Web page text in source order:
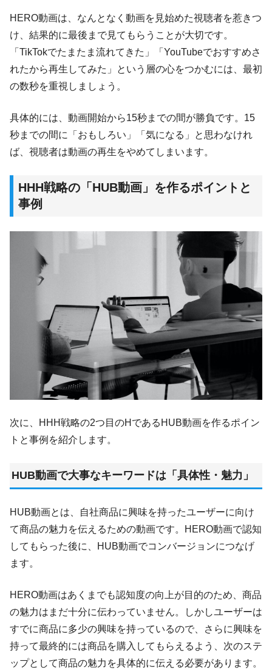
HERO動画は、なんとなく動画を見始めた視聴者を惹きつ
け、結果的に最後まで見てもらうことが大切です。
「TikTokでたまたま流れてきた」「YouTubeでおすすめさ
れたから再生してみた」という層の心をつかむには、最初
の数秒を重視しましょう。
具体的には、動画開始から15秒までの間が勝負です。15
秒までの間に「おもしろい」「気になる」と思わなけれ
ば、視聴者は動画の再生をやめてしまいます。
HHH戦略の「HUB動画」を作るポイントと
事例
次に、HHH戦略の2つ目のHであるHUB動画を作るポイン
トと事例を紹介します。
HUB動画で大事なキーワードは「具体性・魅力」
HUB動画とは、自社商品に興味を持ったユーザーに向け
て商品の魅力を伝えるための動画です。HERO動画で認知
してもらった後に、HUB動画でコンバージョンにつなげ
ます。
HERO動画はあくまでも認知度の向上が目的のため、商品
の魅力はまだ十分に伝わっていません。しかしユーザーは
すでに商品に多少の興味を持っているので、さらに興味を
持って最終的には商品を購入してもらえるよう、次のステ
ップとして商品の魅力を具体的に伝える必要があります。